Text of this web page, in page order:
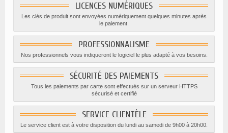
LICENCES NUMÉRIQUES
Les clés de produit sont envoyées numériquement quelques minutes après
le paiement.
PROFESSIONNALISME
Nos professionnels vous indiqueront le logiciel le plus adapté à vos besoins.
SÉCURITÉ DES PAIEMENTS
Tous les paiements par carte sont effectués sur un serveur HTTPS
sécurisé et certifié
SERVICE CLIENTÈLE
Le service client est à votre disposition du lundi au samedi de 9h00 à 20h00.